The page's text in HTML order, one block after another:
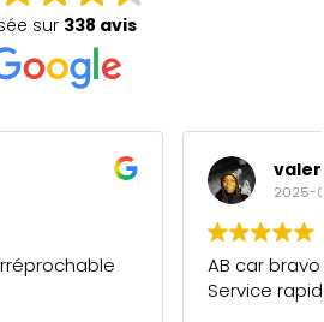
sur 338 avis
professionnalisme.